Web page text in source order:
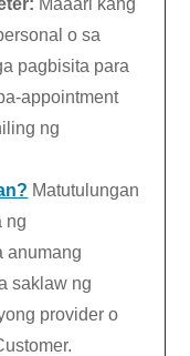
: Maaari kang
o sa
pagbisita para
appointment
ng
Matutulungan
ng
anumang
saklaw ng
provider o